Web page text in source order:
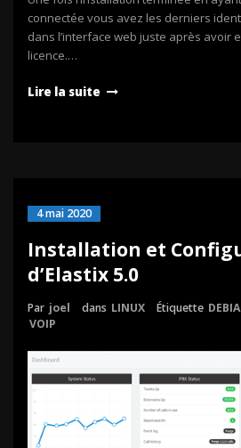
connectée vous avez les derniers
dans l’interface web juste après avoir
licence.…
Lire la suite
4 mai 2020
Installation et
d’Elastix 5.0
Par joel dans LINUX Étiquette
VOIP